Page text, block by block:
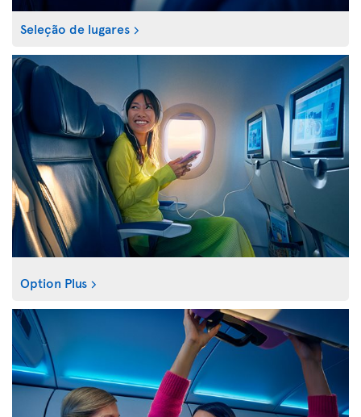
Seleção de lugares
Option Plus